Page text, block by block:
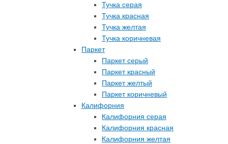
Тучка серая
Тучка красная
Тучка желтая
Тучка коричневая
Паркет
Паркет серый
Паркет красный
Паркет желтый
Паркет коричневый
Калифорния
Калифорния серая
Калифорния красная
Калифорния желтая